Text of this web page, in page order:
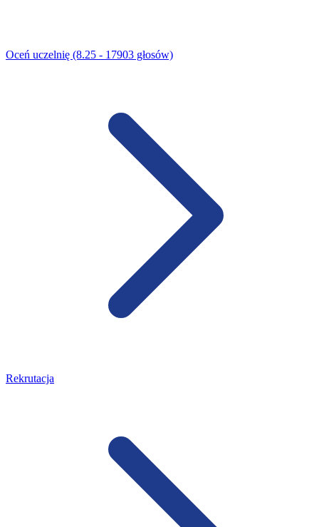
Oceń uczelnię (8.25 - 17903 głosów)
Rekrutacja